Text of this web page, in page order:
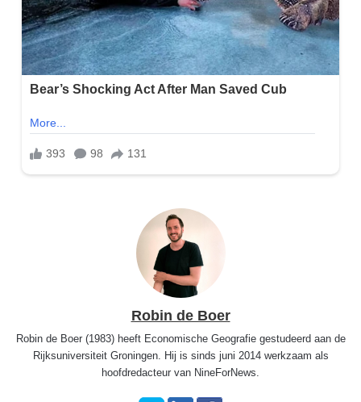
Robin de Boer
Robin de Boer (1983) heeft Economische Geografie gestudeerd aan de
Rijksuniversiteit Groningen. Hij is sinds juni 2014 werkzaam als
hoofdredacteur van NineForNews.